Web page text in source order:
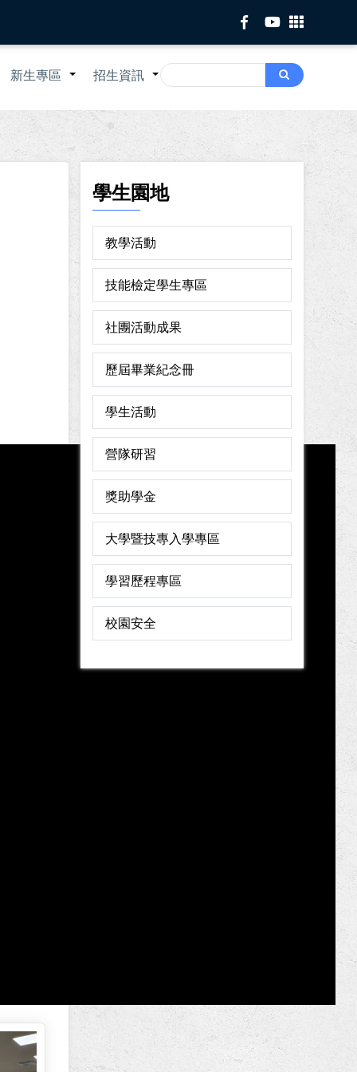
Search
Search
+
新生專區 +
招生資訊
學生園地
教學活動
技能檢定學生專區
社團活動成果
歷屆畢業紀念冊
學生活動
營隊研習
獎助學金
大學暨技專入學專區
學習歷程專區
校園安全